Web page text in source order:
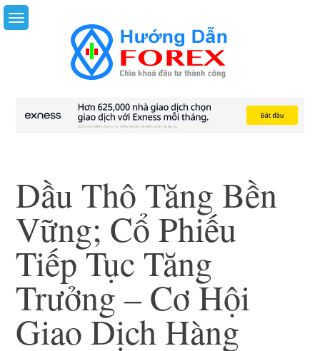
Skip
to
Dầu Thô Tăng Bền
Vững; Cổ Phiếu
Tiếp Tục Tăng
Trưởng – Cơ Hội
Giao Dịch Hàng